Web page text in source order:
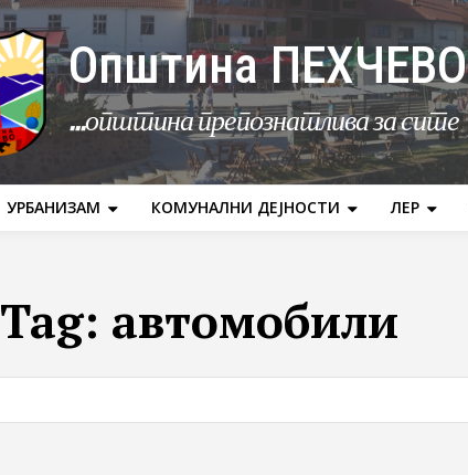
Општина ПЕХЧЕВО
...општина препознатлива за сите
УРБАНИЗАМ КОМУНАЛНИ ДЕЈНОСТИ ЛЕР
Tag: автомобили